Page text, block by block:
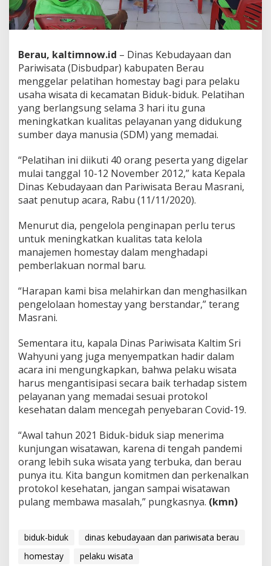
Berau, kaltimnow.id – Dinas Kebudayaan dan
Pariwisata (Disbudpar) kabupaten Berau
menggelar pelatihan homestay bagi para pelaku
usaha wisata di kecamatan Biduk-biduk. Pelatihan
yang berlangsung selama 3 hari itu guna
meningkatkan kualitas pelayanan yang didukung
sumber daya manusia (SDM) yang memadai.
“Pelatihan ini diikuti 40 orang peserta yang digelar
mulai tanggal 10-12 November 2012,” kata Kepala
Dinas Kebudayaan dan Pariwisata Berau Masrani,
saat penutup acara, Rabu (11/11/2020).
Menurut dia, pengelola penginapan perlu terus
untuk meningkatkan kualitas tata kelola
manajemen homestay dalam menghadapi
pemberlakuan normal baru.
“Harapan kami bisa melahirkan dan menghasilkan
pengelolaan homestay yang berstandar,” terang
Masrani.
Sementara itu, kapala Dinas Pariwisata Kaltim Sri
Wahyuni yang juga menyempatkan hadir dalam
acara ini mengungkapkan, bahwa pelaku wisata
harus mengantisipasi secara baik terhadap sistem
pelayanan yang memadai sesuai protokol
kesehatan dalam mencegah penyebaran Covid-19.
“Awal tahun 2021 Biduk-biduk siap menerima
kunjungan wisatawan, karena di tengah pandemi
orang lebih suka wisata yang terbuka, dan berau
punya itu. Kita bangun komitmen dan perkenalkan
protokol kesehatan, jangan sampai wisatawan
pulang membawa masalah,” pungkasnya. (kmn)
biduk-biduk
dinas kebudayaan dan pariwisata berau
homestay
pelaku wisata